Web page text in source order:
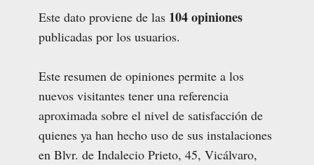
Este dato proviene de las 104 opiniones
publicadas por los usuarios.
Este resumen de opiniones permite a los
nuevos visitantes tener una referencia
aproximada sobre el nivel de satisfacción de
quienes ya han hecho uso de sus instalaciones
en Blvr. de Indalecio Prieto, 45, Vicálvaro,